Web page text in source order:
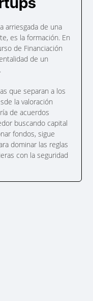
arriesgada de una
es la formación. En
de Financiación
de un
que separan a los
la valoración
de acuerdos
buscando capital
fondos, sigue
dominar las reglas
con la seguridad